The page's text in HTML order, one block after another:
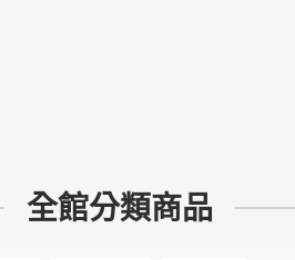
全館分類商品